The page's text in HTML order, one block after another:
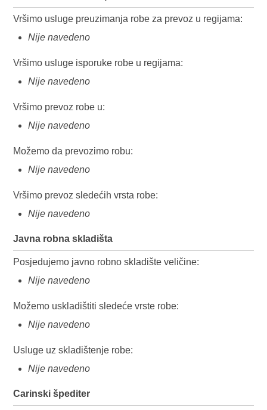
Vršimo usluge preuzimanja robe za prevoz u regijama:
Nije navedeno
Vršimo usluge isporuke robe u regijama:
Nije navedeno
Vršimo prevoz robe u:
Nije navedeno
Možemo da prevozimo robu:
Nije navedeno
Vršimo prevoz sledećih vrsta robe:
Nije navedeno
Javna robna skladišta
Posjedujemo javno robno skladište veličine:
Nije navedeno
Možemo uskladištiti sledeće vrste robe:
Nije navedeno
Usluge uz skladištenje robe:
Nije navedeno
Carinski špediter